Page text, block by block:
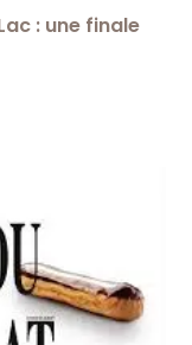
: une finale